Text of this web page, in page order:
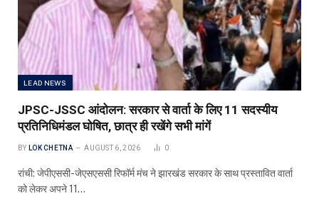
LEAD NEWS
JPSC-JSSC आंदोलन: सरकार से वार्ता के लिए 11 सदस्यीय
प्रतिनिधिमंडल घोषित, छात्र ही रखेंगे सभी मांगें
BY LOK CHETNA AUGUST 6, 2026 0
रांची: जेपीएससी-जेएसएससी रिफॉर्म मंच ने झारखंड सरकार के साथ प्रस्तावित वार्ता
को लेकर अपने 11…